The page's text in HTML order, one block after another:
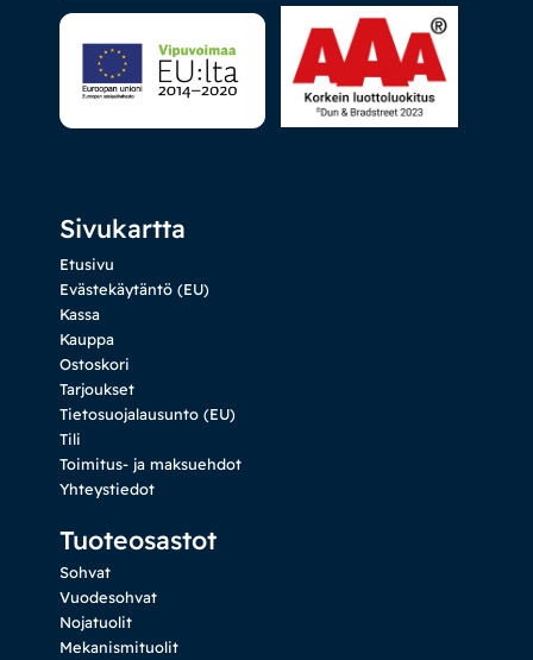
Sivukartta
Etusivu
Evästekäytäntö (EU)
Kassa
Kauppa
Ostoskori
Tarjoukset
Tietosuojalausunto (EU)
Tili
Toimitus- ja maksuehdot
Yhteystiedot
Tuoteosastot
Sohvat
Vuodesohvat
Nojatuolit
Mekanismituolit